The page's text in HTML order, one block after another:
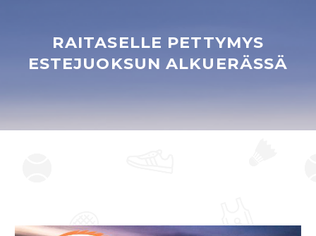
RAITASELLE PETTYMYS
ESTEJUOKSUN ALKUERÄSSÄ